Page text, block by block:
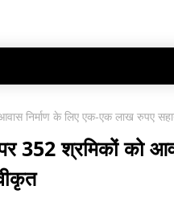
निर्माण के लिए एक-एक लाख रुपए
352 श्रमिकों को